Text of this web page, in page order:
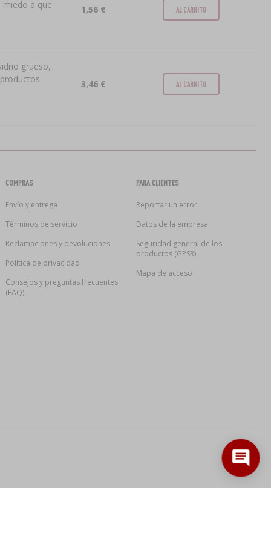
miedo a que
1,56 € AL CARRITO
grueso,
3,46 € AL CARRITO
COMPRAS
Envío y entrega
Términos de servicio
Reclamaciones y devoluciones
Política de privacidad
Consejos y preguntas frecuentes
(FAQ)
PARA CLIENTES
Reportar un error
Datos de la empresa
Seguridad general de los
productos (GPSR)
Mapa de acceso